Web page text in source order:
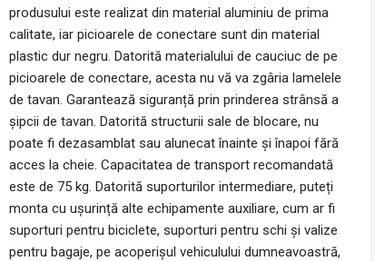
produsului este realizat din material aluminiu de prima
calitate, iar picioarele de conectare sunt din material
plastic dur negru. Datorită materialului de cauciuc de pe
picioarele de conectare, acesta nu vă va zgâria lamelele
de tavan. Garantează siguranță prin prinderea strânsă a
șipcii de tavan. Datorită structurii sale de blocare, nu
poate fi dezasamblat sau alunecat înainte și înapoi fără
acces la cheie. Capacitatea de transport recomandată
este de 75 kg. Datorită suporturilor intermediare, puteți
monta cu ușurință alte echipamente auxiliare, cum ar fi
suporturi pentru biciclete, suporturi pentru schi și valize
pentru bagaje, pe acoperișul vehiculului dumneavoastră,